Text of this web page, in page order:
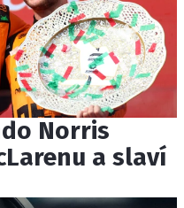
Norris
a slaví